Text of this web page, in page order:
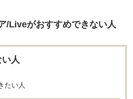
/Liveがおすすめできない人
人
たい人